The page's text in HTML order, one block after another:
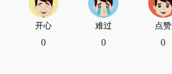
开心
0
难过
0
点赞
0